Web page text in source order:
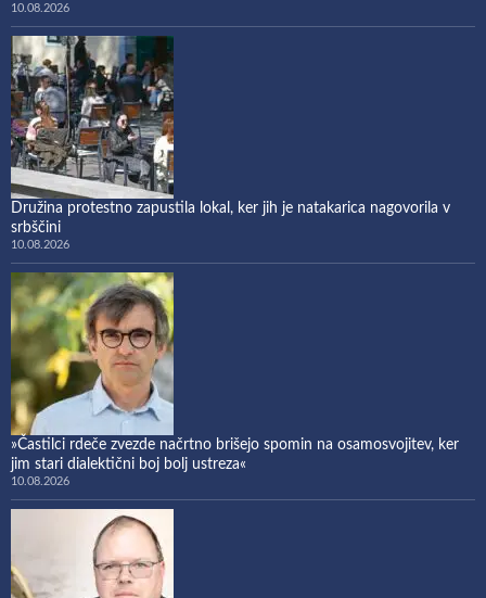
10.08.2026
Družina protestno zapustila lokal, ker jih je natakarica nagovorila v
srbščini
10.08.2026
»Častilci rdeče zvezde načrtno brišejo spomin na osamosvojitev, ker
jim stari dialektični boj bolj ustreza«
10.08.2026